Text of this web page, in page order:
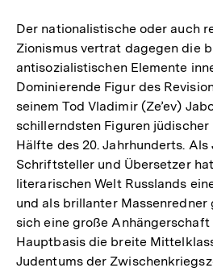
Der nationalistische oder auch
Zionismus vertrat dagegen die
antisozialistischen Elemente
Dominierende Figur des
seinem Tod Vladimir (Ze’ev)
schillerndsten Figuren
Hälfte des 20. Jahrhunderts. Als
Schriftsteller und Übersetzer
literarischen Welt Russlands
und als brillanter Massenredner
sich eine große Anhängerschaft
Hauptbasis die breite
Judentums der